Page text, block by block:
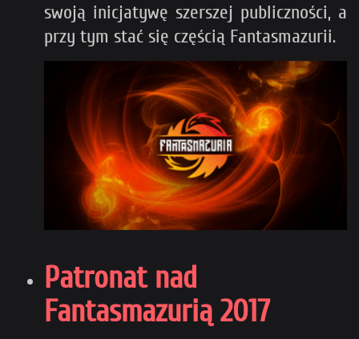
swoją inicjatywę szerszej publiczności, a
przy tym stać się częścią Fantasmazurii.
Patronat nad
Fantasmazurią 2017